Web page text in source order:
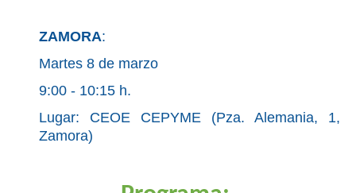
ZAMORA:
Martes 8 de marzo
9:00 - 10:15 h.
Lugar: CEOE CEPYME (Pza. Alemania, 1,
Zamora)